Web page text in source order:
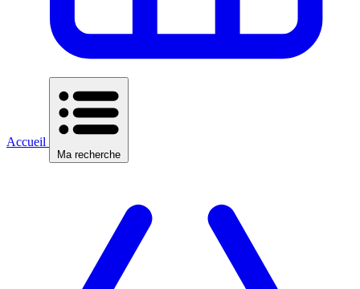
Accueil
Ma recherche